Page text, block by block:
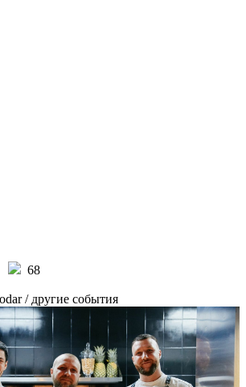
68
/ другие события